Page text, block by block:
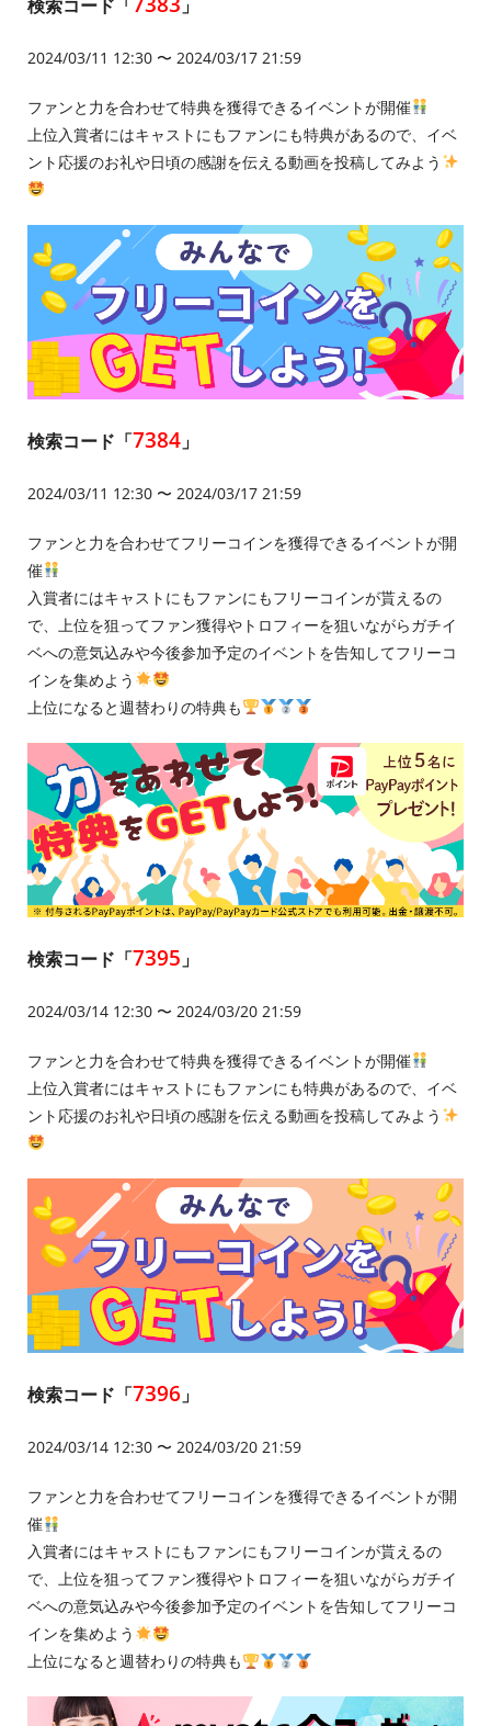
検索コード「 」
2024/03/11 12:30 〜 2024/03/17 21:59
ファンと力を合わせて特典を獲得できるイベントが開催
上位入賞者にはキャストにもファンにも特典があるので、イベ
ント応援のお礼や日頃の感謝を伝える動画を投稿してみよう
検索コード「7384 」
2024/03/11 12:30 〜 2024/03/17 21:59
ファンと力を合わせてフリーコインを獲得できるイベントが開
催
入賞者にはキャストにもファンにもフリーコインが貰えるの
で、上位を狙ってファン獲得やトロフィーを狙いながらガチイ
ベへの意気込みや今後参加予定のイベントを告知してフリーコ
インを集めよう
上位になると週替わりの特典も
検索コード「7395 」
2024/03/14 12:30 〜 2024/03/20 21:59
ファンと力を合わせて特典を獲得できるイベントが開催
上位入賞者にはキャストにもファンにも特典があるので、イベ
ント応援のお礼や日頃の感謝を伝える動画を投稿してみよう
検索コード「7396 」
2024/03/14 12:30 〜 2024/03/20 21:59
ファンと力を合わせてフリーコインを獲得できるイベントが開
催
入賞者にはキャストにもファンにもフリーコインが貰えるの
で、上位を狙ってファン獲得やトロフィーを狙いながらガチイ
ベへの意気込みや今後参加予定のイベントを告知してフリーコ
インを集めよう
上位になると週替わりの特典も